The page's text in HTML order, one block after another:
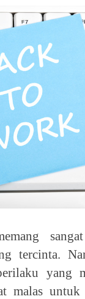
tercinta.
yang
malas